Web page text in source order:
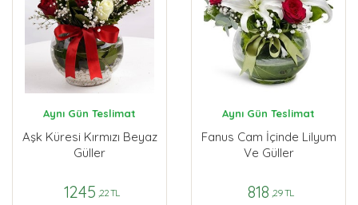
Aynı Gün Teslimat
Aşk Küresi Kırmızı Beyaz
Güller
1245 ,22 TL
Aynı Gün Teslimat
Fanus Cam İçinde Lilyum
Ve Güller
818 ,29 TL